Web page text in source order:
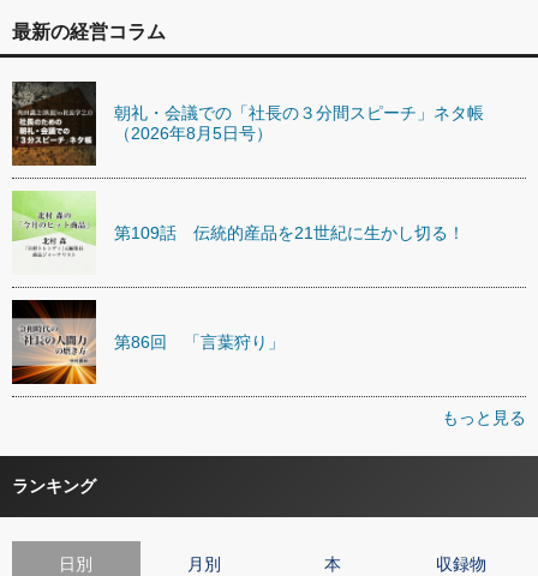
最新の経営コラム
朝礼・会議での「社長の３分間スピーチ」ネタ帳
（2026年8月5日号）
第109話 伝統的産品を21世紀に生かし切る！
第86回 「言葉狩り」
もっと見る
ランキング
日別 月別 本 収録物